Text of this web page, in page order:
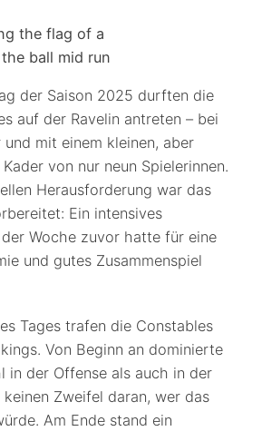
der Saison 2025 durften die
auf der Ravelin antreten – bei
mit einem kleinen, aber
von nur neun Spielerinnen.
Herausforderung war das
Ein intensives
Woche zuvor hatte für eine
und gutes Zusammenspiel
Tages trafen die Constables
Von Beginn an dominierte
in der Offense als auch in der
Zweifel daran, wer das
Am Ende stand ein